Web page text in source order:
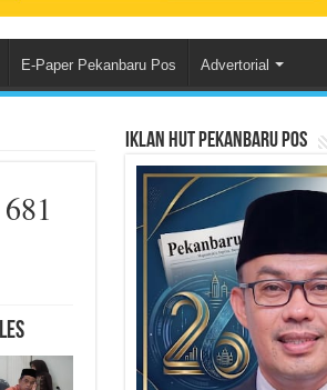
E-Paper Pekanbaru Pos Advertorial
Iklan HUT Pekanbaru Pos